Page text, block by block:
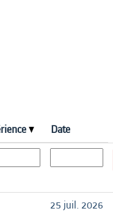
Date
25 juil. 2026